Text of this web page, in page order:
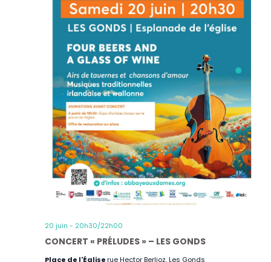
CONCERT « PRÉLUDES » – LES GONDS
20 juin - 20h30/22h00
Place de l'Église rue Hector Berlioz, Les Gonds